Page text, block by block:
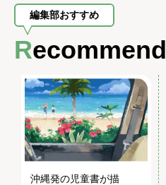
編集部おすすめ
Recommend
沖縄発の児童書が描